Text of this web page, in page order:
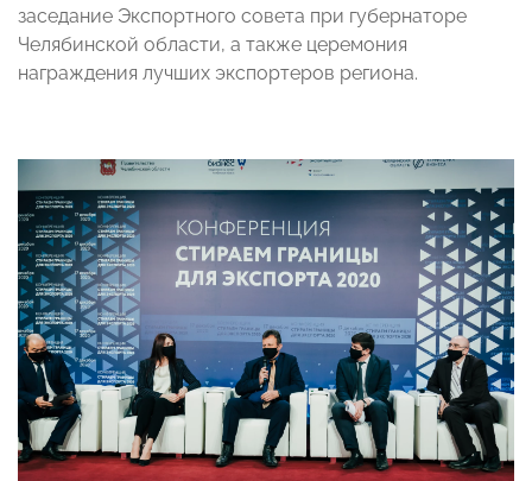
заседание Экспортного совета при губернаторе
Челябинской области, а также церемония
награждения лучших экспортеров региона.